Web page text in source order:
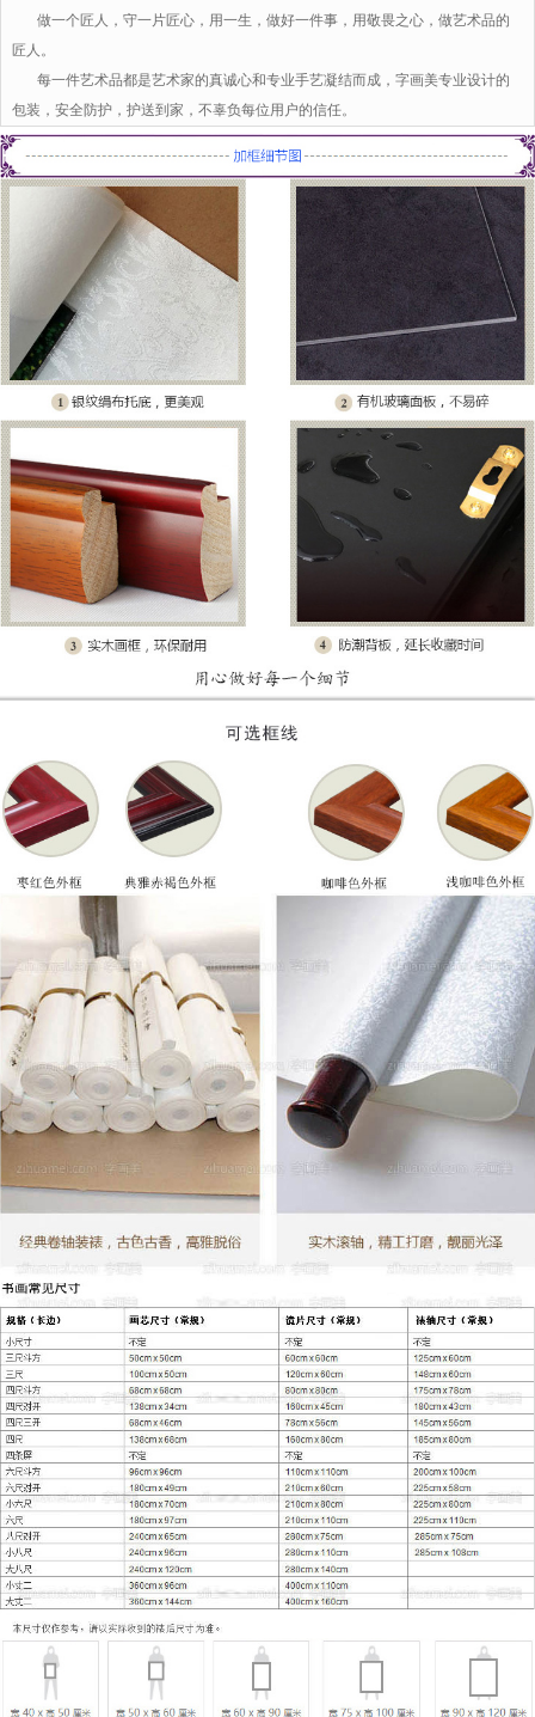
做一个匠人，守一片匠心，用一生，做好一件事，用敬畏之心，做艺术品的
匠人。
每一件艺术品都是艺术家的真诚心和专业手艺凝结而成，字画美专业设计的
包装，安全防护，护送到家，不辜负每位用户的信任。